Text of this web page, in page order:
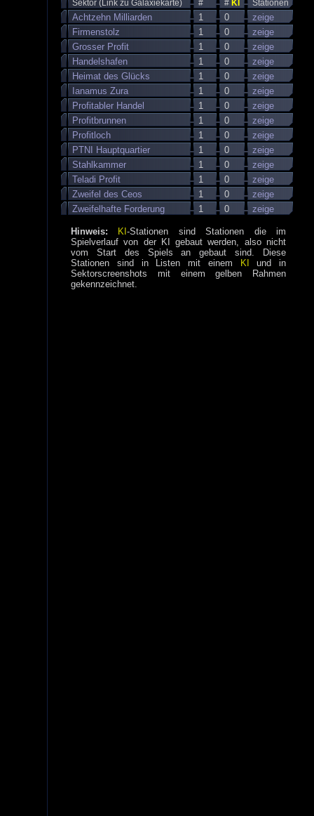
Sektor (Link zu Galaxiekarte) # # KI Stationen
Achtzehn Milliarden 1 0
zeige
Firmenstolz
1 0
zeige
Grosser Profit
1 0
zeige
Handelshafen
1 0
zeige
Heimat des Glücks
1 0
zeige
Ianamus Zura
1 0
zeige
Profitabler Handel
1 0
zeige
Profitbrunnen
1 0
zeige
Profitloch
1 0
zeige
PTNI Hauptquartier
1 0
zeige
Stahlkammer
1 0
zeige
Teladi Profit
1 0
zeige
Zweifel des Ceos
1 0
zeige
Zweifelhafte Forderung
1 0 zeige
Hinweis: KI-Stationen sind Stationen die im
Spielverlauf von der KI gebaut werden, also nicht
vom Start des Spiels an gebaut sind. Diese
Stationen sind in Listen mit einem
KI
und in
Sektorscreenshots mit einem gelben Rahmen
gekennzeichnet.